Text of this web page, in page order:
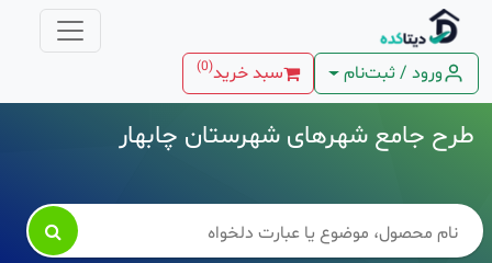
ورود / ثبت‌نام سبد خرید(
0
)
طرح جامع شهرهای شهرستان چابهار
